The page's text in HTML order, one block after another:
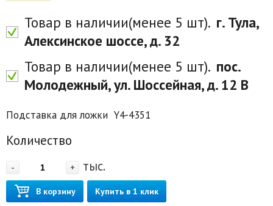
Товар в наличии(менее 5 шт). г. Тула,
Алексинское шоссе, д. 32
Товар в наличии(менее 5 шт). пос.
Молодежный, ул. Шоссейная, д. 12 В
Подставка для ложки Y4-4351
Количество
- + тыс.
В корзину Купить в 1 клик